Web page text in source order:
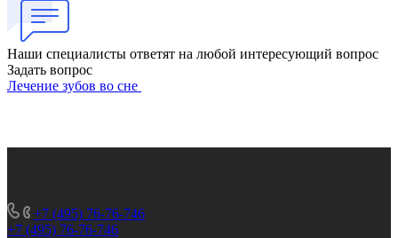
Наши специалисты ответят на любой интересующий вопрос
Задать вопрос
Лечение зубов во сне
+7 (495) 76-76-746
+7 (495) 76-76-746